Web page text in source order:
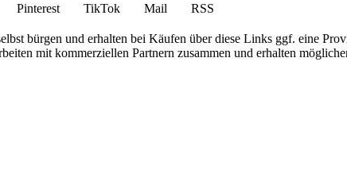
Pinterest TikTok Mail
RSS
bürgen und erhalten bei Käufen über diese Links ggf. eine
mit kommerziellen Partnern zusammen und erhalten